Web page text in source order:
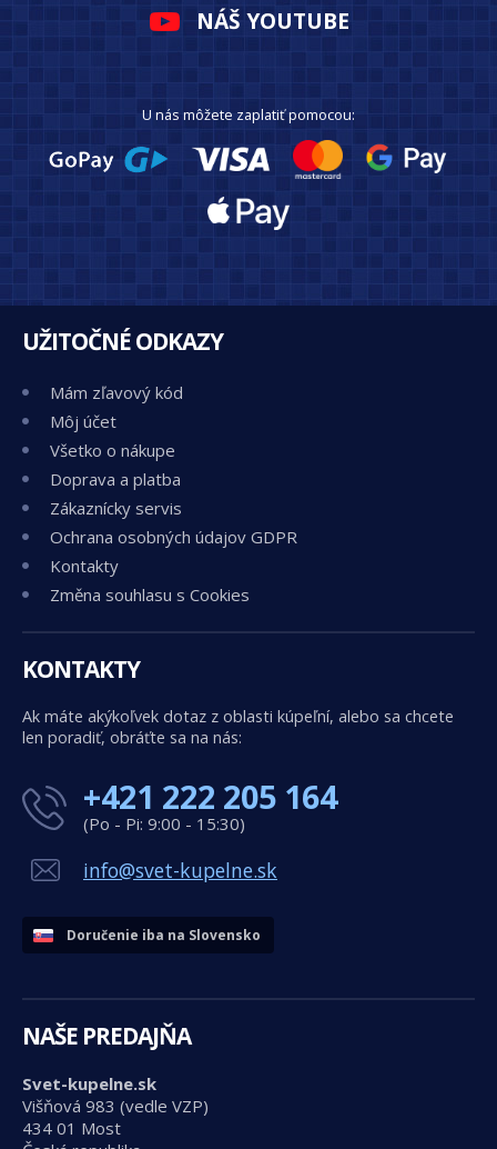
NÁŠ YOUTUBE
U nás môžete zaplatiť pomocou:
UŽITOČNÉ ODKAZY
Mám zľavový kód
Môj účet
Všetko o nákupe
Doprava a platba
Zákaznícky servis
Ochrana osobných údajov GDPR
Kontakty
Změna souhlasu s Cookies
KONTAKTY
Ak máte akýkoľvek dotaz z oblasti kúpeľní, alebo sa chcete
len poradiť, obráťte sa na nás:
+421 222 205 164
(Po - Pi: 9:00 - 15:30)
info@svet-kupelne.sk
Doručenie iba na Slovensko
NAŠE PREDAJŇA
Svet-kupelne.sk
Višňová 983 (vedle VZP)
434 01 Most